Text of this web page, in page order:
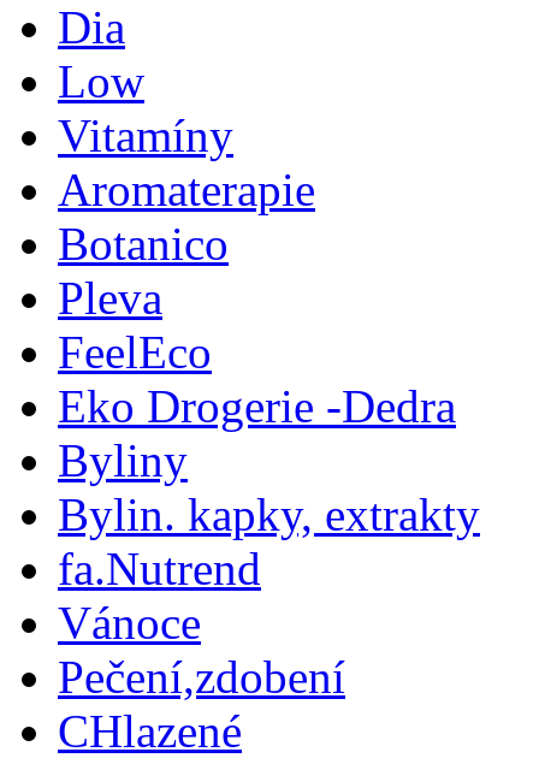
Dia
Low
Vitamíny
Aromaterapie
Botanico
Pleva
FeelEco
Eko Drogerie -Dedra
Byliny
Bylin. kapky, extrakty
fa.Nutrend
Vánoce
Pečení,zdobení
CHlazené